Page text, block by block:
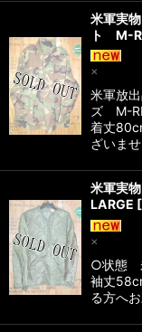
米軍実
ト M-R
×
米軍放
ズ M-
着丈
ざいま
米軍実
LARGE [
×
○状態
袖丈
る方へ